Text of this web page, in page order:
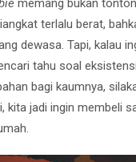
memang bukan
terlalu berat,
dewasa. Tapi, kalau
tahu soal
bagi kaumnya,
kita jadi ingin membeli